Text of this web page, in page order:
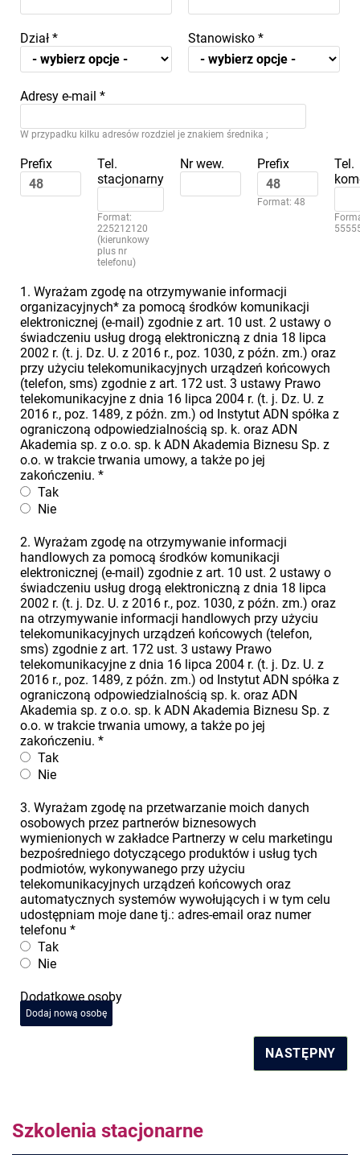
Dział * Stanowisko *
Adresy e-mail *
W przypadku kilku adresów rozdziel je znakiem średnika ;
Prefix
Tel.
stacjonarny
Format:
225212120
(kierunkowy
plus nr
telefonu)
Nr wew. Prefix
Format: 48
Tel.
1. Wyrażam zgodę na otrzymywanie informacji
organizacyjnych* za pomocą środków komunikacji
elektronicznej (e-mail) zgodnie z art. 10 ust. 2 ustawy o
świadczeniu usług drogą elektroniczną z dnia 18 lipca
2002 r. (t. j. Dz. U. z 2016 r., poz. 1030, z późn. zm.) oraz
przy użyciu telekomunikacyjnych urządzeń końcowych
(telefon, sms) zgodnie z art. 172 ust. 3 ustawy Prawo
telekomunikacyjne z dnia 16 lipca 2004 r. (t. j. Dz. U. z
2016 r., poz. 1489, z późn. zm.) od Instytut ADN spółka z
ograniczoną odpowiedzialnością sp. k. oraz ADN
Akademia sp. z o.o. sp. k ADN Akademia Biznesu Sp. z
o.o. w trakcie trwania umowy, a także po jej
zakończeniu. *
Tak
Nie
2. Wyrażam zgodę na otrzymywanie informacji
handlowych za pomocą środków komunikacji
elektronicznej (e-mail) zgodnie z art. 10 ust. 2 ustawy o
świadczeniu usług drogą elektroniczną z dnia 18 lipca
2002 r. (t. j. Dz. U. z 2016 r., poz. 1030, z późn. zm.) oraz
na otrzymywanie informacji handlowych przy użyciu
telekomunikacyjnych urządzeń końcowych (telefon,
sms) zgodnie z art. 172 ust. 3 ustawy Prawo
telekomunikacyjne z dnia 16 lipca 2004 r. (t. j. Dz. U. z
2016 r., poz. 1489, z późn. zm.) od Instytut ADN spółka z
ograniczoną odpowiedzialnością sp. k. oraz ADN
Akademia sp. z o.o. sp. k ADN Akademia Biznesu Sp. z
o.o. w trakcie trwania umowy, a także po jej
zakończeniu. *
Tak
Nie
3. Wyrażam zgodę na przetwarzanie moich danych
osobowych przez partnerów biznesowych
wymienionych w zakładce Partnerzy w celu marketingu
bezpośredniego dotyczącego produktów i usług tych
podmiotów, wykonywanego przy użyciu
telekomunikacyjnych urządzeń końcowych oraz
automatycznych systemów wywołujących i w tym celu
udostępniam moje dane tj.: adres-email oraz numer
telefonu *
Tak
Nie
Dodatkowe osoby
Dodaj nową osobę
NASTĘPNY
Szkolenia stacjonarne